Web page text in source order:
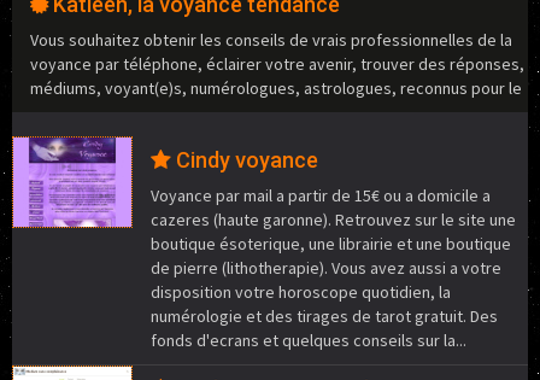
Vous souhaitez obtenir les conseils de vrais professionnelles de la
voyance par téléphone, éclairer votre avenir, trouver des réponses,
médiums, voyant(e)s, numérologues, astrologues, reconnus pour le
Cindy voyance
Voyance par mail a partir de 15€ ou a domicile a
cazeres (haute garonne). Retrouvez sur le site une
boutique ésoterique, une librairie et une boutique
de pierre (lithotherapie). Vous avez aussi a votre
disposition votre horoscope quotidien, la
numérologie et des tirages de tarot gratuit. Des
fonds d'ecrans et quelques conseils sur la...